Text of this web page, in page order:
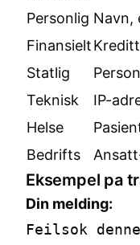
Personlig Navn,
Finansielt
Statlig
Teknisk
IP-
Helse
Bedrifts
Eksempel pa
Din melding:
Feilsok